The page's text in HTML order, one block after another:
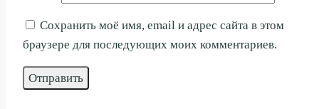
Сохранить моё имя, email и адрес сайта в этом
браузере для последующих моих комментариев.